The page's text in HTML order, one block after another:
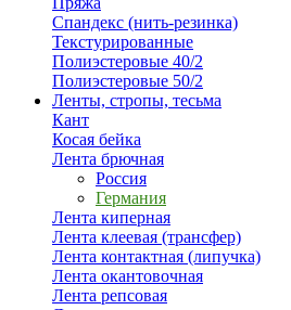
Спандекс (нить-резинка)
Текстурированные
Полиэстеровые 40/2
Полиэстеровые 50/2
Ленты, стропы, тесьма
Кант
Косая бейка
Лента брючная
Россия
Германия
Лента киперная
Лента клеевая (трансфер)
Лента контактная (липучка)
Лента окантовочная
Лента репсовая